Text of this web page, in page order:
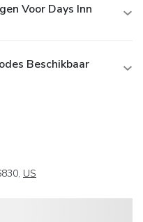
Voor Days Inn
Beschikbaar
US